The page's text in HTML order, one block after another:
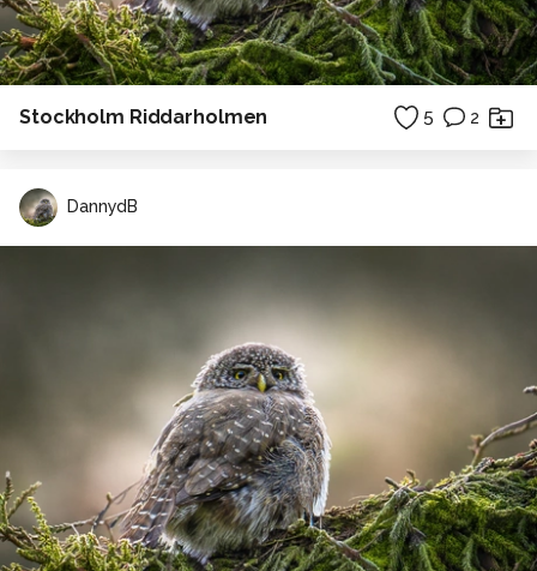
Stockholm Riddarholmen 5 2
DannydB